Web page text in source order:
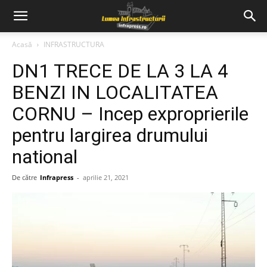
Acasă INFRASTRUCTURA
DN1 TRECE DE LA 3 LA 4
BENZI IN LOCALITATEA
CORNU – Incep exproprierile
pentru largirea drumului
national
De către Infrapress - aprilie 21, 2021